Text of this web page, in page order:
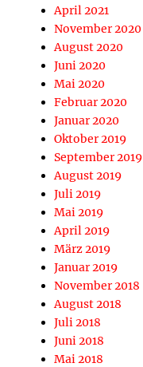
April 2021
November 2020
August 2020
Juni 2020
Mai 2020
Februar 2020
Januar 2020
Oktober 2019
September 2019
August 2019
Juli 2019
Mai 2019
April 2019
März 2019
Januar 2019
November 2018
August 2018
Juli 2018
Juni 2018
Mai 2018